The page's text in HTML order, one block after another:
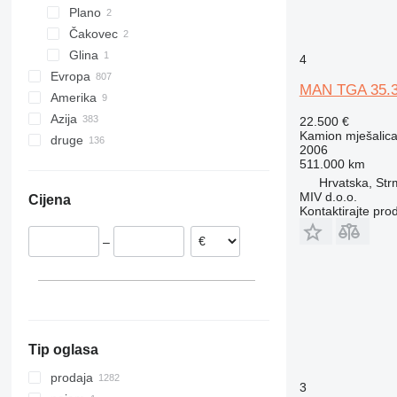
Plano
Čakovec
Glina
Evropa
Poljska
Nizozemska
Njemačka
Belgija
Češka
Amerika
Meksiko
SAD
Azija
Kina
Kazahstan
Japan
druge
Argentina
Urugvaj
Cijena
–
Tip oglasa
prodaja
4
MAN TGA
22.500 €
Kamion
2006
511.000 km
Hrvatska,
MIV d.o.o.
Kontaktirajte
3